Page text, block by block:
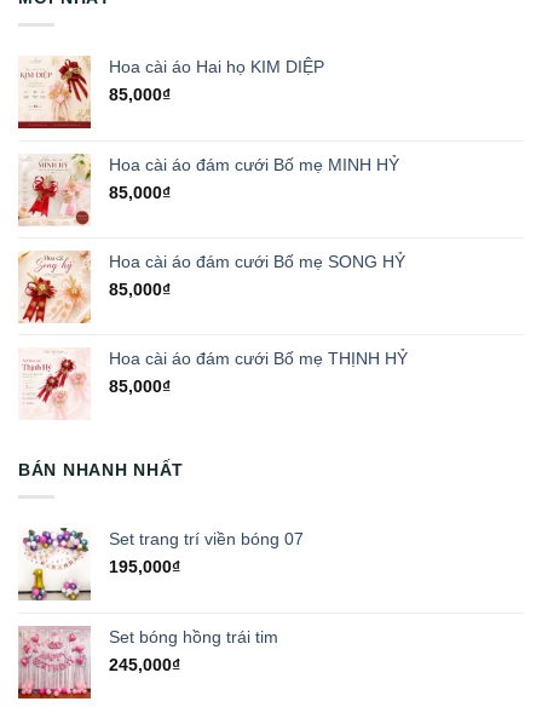
Hoa cài áo Hai họ KIM DIỆP
85,000₫
Hoa cài áo đám cưới Bố mẹ MINH HỶ
85,000₫
Hoa cài áo đám cưới Bố mẹ SONG HỶ
85,000₫
Hoa cài áo đám cưới Bố mẹ THỊNH HỶ
85,000₫
BÁN NHANH NHẤT
Set trang trí viền bóng 07
195,000₫
Set bóng hồng trái tim
245,000₫